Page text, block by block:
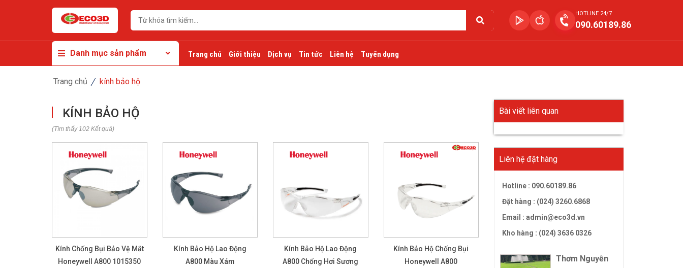
HOTLINE 24/7
090.60189.86
Danh mục sản phẩm Trang chủ Giới thiệu Dịch vụ Tin tức Liên hệ Tuyển dụng
Trang chủ kính bảo hộ
KÍNH BẢO HỘ
(Tìm thấy 102 Kết quả)
Kính Chống Bụi Bảo Vệ Mắt
Honeywell A800 1015350
Kính Bảo Hộ Lao Động
A800 Màu Xám
Kính Bảo Hộ Lao Động
A800 Chống Hơi Sương
Kính Bảo Hộ Chống Bụi
Honeywell A800
Bài viết liên quan
Liên hệ đặt hàng
Hotline : 090.60189.86
Đặt hàng : (024) 3260.6868
Email : admin@eco3d.vn
Kho hàng : (024) 3636 0326
Thơm Nguyễn